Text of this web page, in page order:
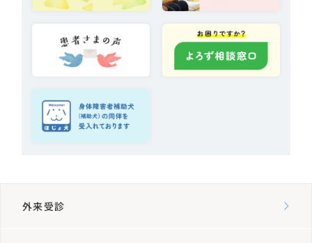
臨床検査科
栄養科
リハビリテーション科
外来受診